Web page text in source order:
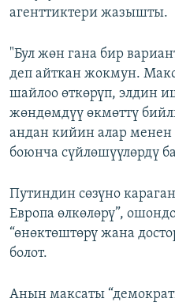
агенттиктери жазышты.
"Бул жөн гана бир
деп айткан жокмун.
шайлоо өткөрүп, элдин
жөндөмдүү өкмөттү
андан кийин алар
боюнча сүйлөшүүлөрдү
Путиндин сөзүно
Европа өлкөлөрү”,
“өнөктөштөрү жана
болот.
Анын максаты